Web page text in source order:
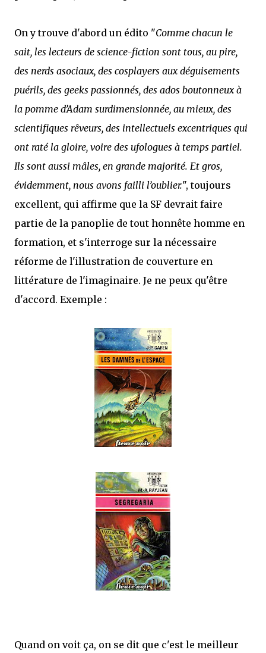
On y trouve d'abord un édito "Comme chacun le
sait, les lecteurs de science-fiction sont tous, au pire,
des nerds asociaux, des cosplayers aux déguisements
puérils, des geeks passionnés, des ados boutonneux à
la pomme d’Adam surdimensionnée, au mieux, des
scientifiques rêveurs, des intellectuels excentriques qui
ont raté la gloire, voire des ufologues à temps partiel.
Ils sont aussi mâles, en grande majorité. Et gros,
évidemment, nous avons failli l’oublier.", toujours
excellent, qui affirme que la SF devrait faire
partie de la panoplie de tout honnête homme en
formation, et s'interroge sur la nécessaire
réforme de l'illustration de couverture en
littérature de l'imaginaire. Je ne peux qu'être
d'accord. Exemple :
Quand on voit ça, on se dit que c'est le meilleur